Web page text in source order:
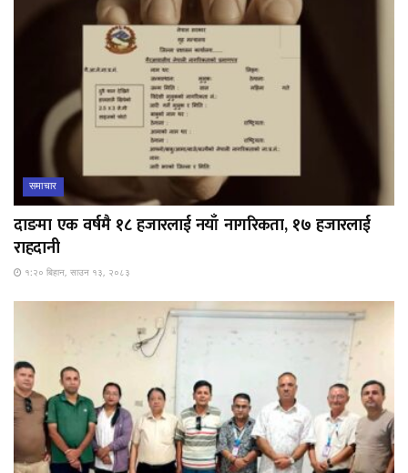
समाचार
दाङमा एक वर्षमै १८ हजारलाई नयाँ नागरिकता, १७ हजारलाई
राहदानी
१:२० बिहान, साउन १३, २०८३